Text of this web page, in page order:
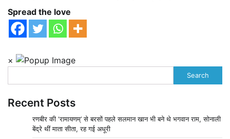
Spread the love
×
Search
Recent Posts
रणबीर की ‘रामायणम्’ से बरसों पहले सलमान खान भी बने थे भगवान राम, सोनाली
बेंद्रे थीं माता सीता, रह गई अधूरी